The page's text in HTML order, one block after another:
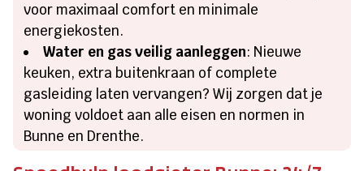
voor maximaal comfort en minimale
energiekosten.
Water en gas veilig aanleggen: Nieuwe
keuken, extra buitenkraan of complete
gasleiding laten vervangen? Wij zorgen dat je
woning voldoet aan alle eisen en normen in
Bunne en Drenthe.